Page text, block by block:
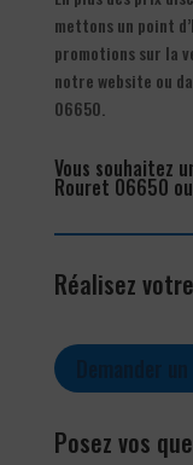
mettons un point
promotions sur la
notre website ou
06650.
Vous souhaitez
Rouret 06650
Réalisez
Posez vos